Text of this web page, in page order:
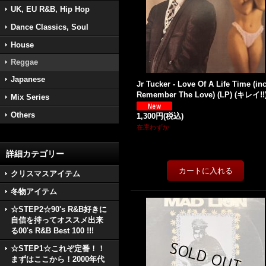
UK, EU R&B, Hip Hop
Dance Classics, Soul
House
Reggae
Japanese
Mix Series
Others
詳細カテゴリー
クリスマスアイテム
冬物アイテム
☆STEP2☆90's R&B好きに
自信を持ってオススメ出来
る00's R&B Best 100 !!!
☆STEP1☆これぞ定番！！
まずはここから！2000年代
Jr Tucker - Love Of A Life Time
Remember The Love) (LP) (キレイ
1,300円(税込)
在庫わずか